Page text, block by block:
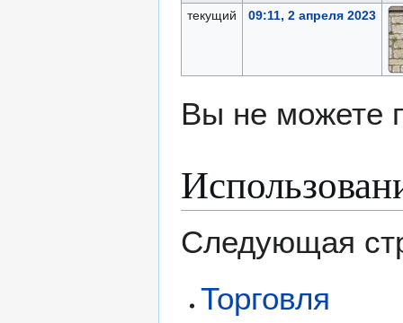
текущий
09:11, 2 апреля 2023
Вы не можете
Следующая
Торговля